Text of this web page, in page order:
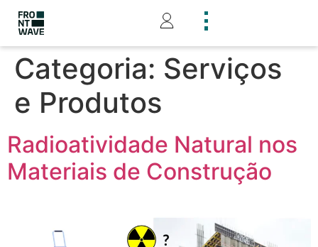
Categoria: Serviços
e Produtos
Radioatividade Natural nos
Materiais de Construção